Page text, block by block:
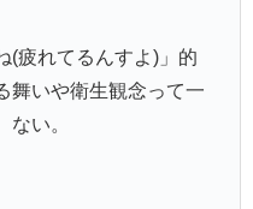
(疲れてるんすよ)」的
舞いや衛生観念って一
い。